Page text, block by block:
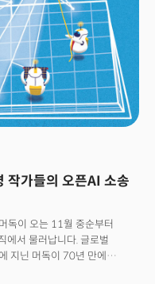
으로도 음성 복제 부분에
날 회사는 자사 챗봇에 시각,
에 업데이트가 챗봇이 답변할
모델에 관한 것이었다면, 이번
적인 변화죠.오픈AI는 향후
혹은 사진 업로드 만으로
계획입니다. 음성 기능은
을 탭하고 질문하면 챗GPT가
을 기반으로 재구축될
응답하죠. 또 앱의 그리기
함께 질문을 말하거나
능성이 있다”면서 기능을
가들의 오픈AI 소송
독이 오는 11월 중순부터
에서 물러납니다. 글로벌
지닌 머독이 70년 만에
의 장남 라클란 머독(Lachlan